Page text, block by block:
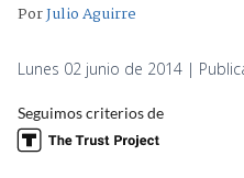
PorJulio Aguirre
Lunes 02 junio de 2014 |
Seguimos criterios de